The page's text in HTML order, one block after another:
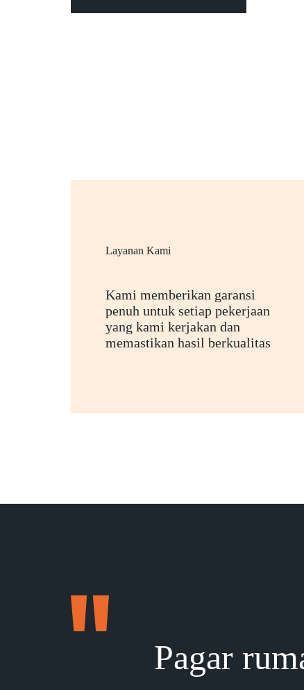
Layanan Kami
Kami memberikan garansi
penuh untuk setiap pekerjaan
yang kami kerjakan dan
memastikan hasil berkualitas
Pagar